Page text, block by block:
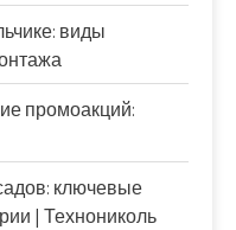
виды
промоакций:
ключевые
| Технониколь